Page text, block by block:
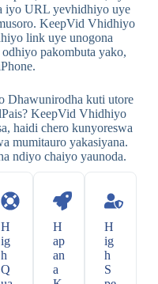
iyo URL yevhidhiyo uye
KeepVid Vhidhiyo
link uye unogona
pakombuta yako,
Dhawunirodha kuti utore
KeepVid Vhidhiyo
haidi chero kunyoreswa
mumitauro yakasiyana.
ndiyo chaiyo yaunoda.
H
ig
h
Q
H
ap
an
a
H
ig
h
S